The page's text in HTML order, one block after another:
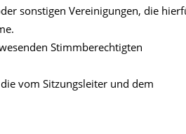
sonstigen Vereinigungen, die
Stimmberechtigten
vom Sitzungsleiter und dem